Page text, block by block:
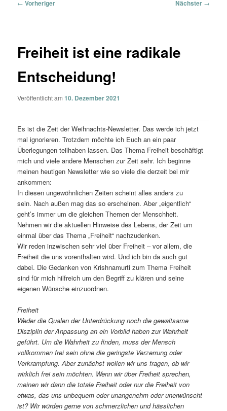
← Vorheriger Nächster →
Freiheit ist eine radikale
Entscheidung!
Veröffentlicht am10. Dezember 2021
Es ist die Zeit der Weihnachts-Newsletter. Das werde ich jetzt
mal ignorieren. Trotzdem möchte ich Euch an ein paar
Überlegungen teilhaben lassen. Das Thema Freiheit beschäftigt
mich und viele andere Menschen zur Zeit sehr. Ich beginne
meinen heutigen Newsletter wie so viele die derzeit bei mir
ankommen:
In diesen ungewöhnlichen Zeiten scheint alles anders zu
sein. Nach außen mag das so erscheinen. Aber „eigentlich“
geht’s immer um die gleichen Themen der Menschheit.
Nehmen wir die aktuellen Hinweise des Lebens, der Zeit um
einmal über das Thema „Freiheit“ nachzudenken.
Wir reden inzwischen sehr viel über Freiheit – vor allem, die
Freiheit die uns vorenthalten wird. Und ich bin da auch gut
dabei. Die Gedanken von Krishnamurti zum Thema Freiheit
sind für mich hilfreich um den Begriff zu klären und seine
eigenen Wünsche einzuordnen.
Freiheit
Weder die Qualen der Unterdrückung noch die gewaltsame
Disziplin der Anpassung an ein Vorbild haben zur Wahrheit
geführt. Um die Wahrheit zu finden, muss der Mensch
vollkommen frei sein ohne die geringste Verzerrung oder
Verkrampfung. Aber zunächst wollen wir uns fragen, ob wir
wirklich frei sein möchten. Wenn wir über Freiheit sprechen,
meinen wir dann die totale Freiheit oder nur die Freiheit von
etwas, das uns unbequem oder unangenehm oder unerwünscht
ist? Wir würden gerne von schmerzlichen und hässlichen